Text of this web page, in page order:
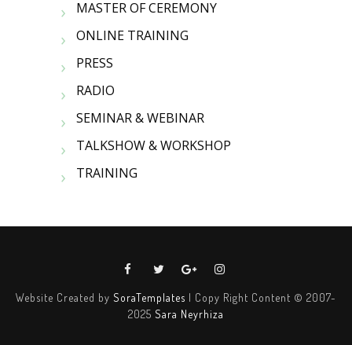
MASTER OF CEREMONY
ONLINE TRAINING
PRESS
RADIO
SEMINAR & WEBINAR
TALKSHOW & WORKSHOP
TRAINING
Website Created by SoraTemplates | Copy Right Content © 2007-
2025 Sara Neyrhiza